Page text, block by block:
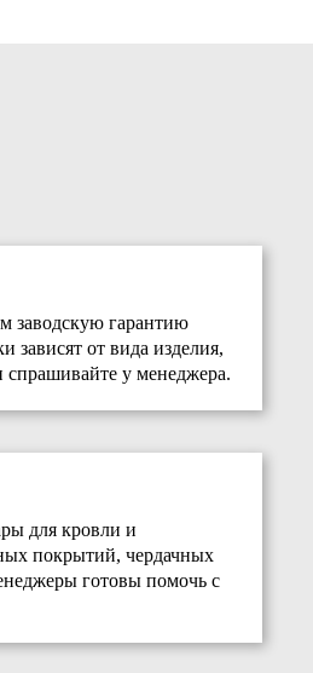
заводскую гарантию
зависят от вида изделия,
спрашивайте у менеджера.
для кровли и
покрытий, чердачных
готовы помочь с